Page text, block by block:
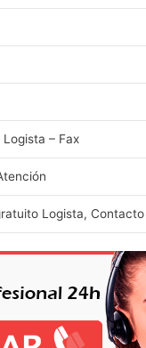
– Fax
Logista, Contacto